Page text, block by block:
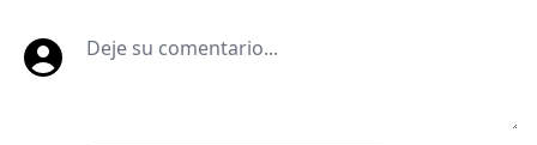
Deje su comentario